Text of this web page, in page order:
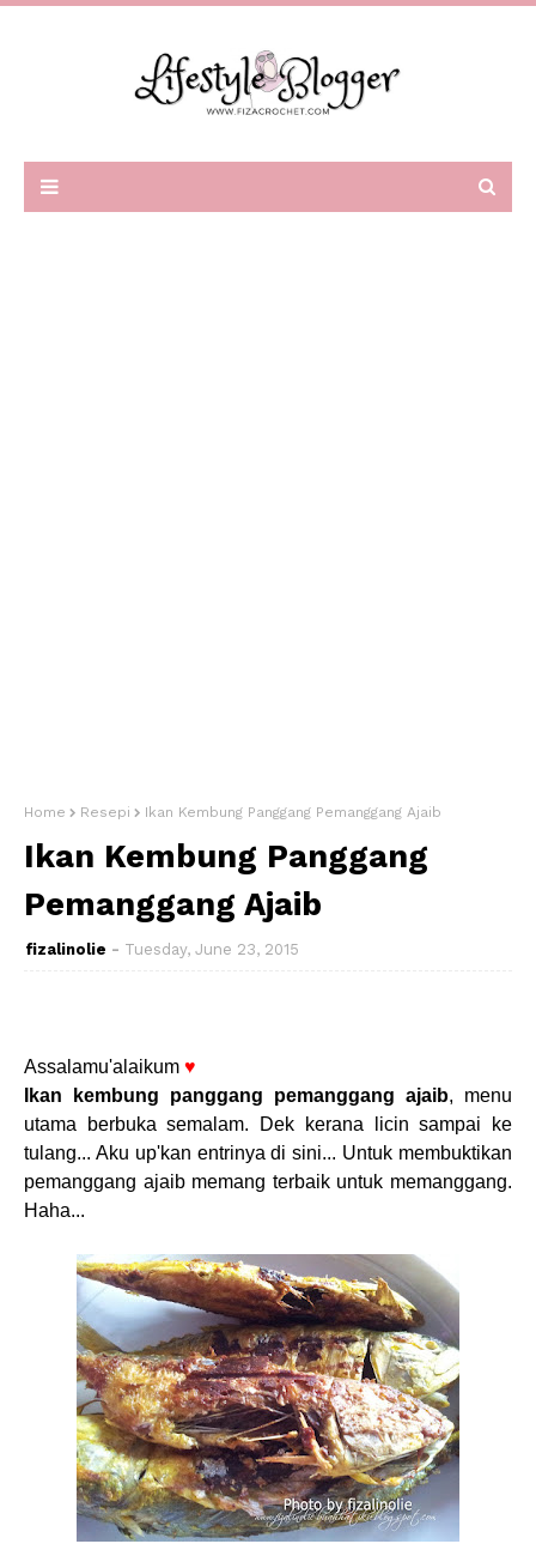
Home Resepi Ikan Kembung Panggang Pemanggang Ajaib
Ikan Kembung Panggang
Pemanggang Ajaib
fizalinolie Tuesday, June 23, 2015
Assalamu'alaikum ♥
Ikan kembung panggang pemanggang ajaib, menu
utama berbuka semalam. Dek kerana licin sampai ke
tulang... Aku up'kan entrinya di sini... Untuk membuktikan
pemanggang ajaib memang terbaik untuk memanggang.
Haha...